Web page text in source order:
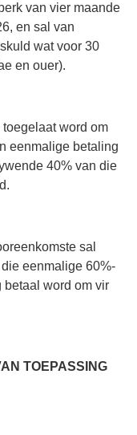
van vier maande
en sal van
wat voor 30
en ouer).
word om
eenmalige betaling
40% van die
sal
eenmalige 60%-
betaal word om vir
TOEPASSING